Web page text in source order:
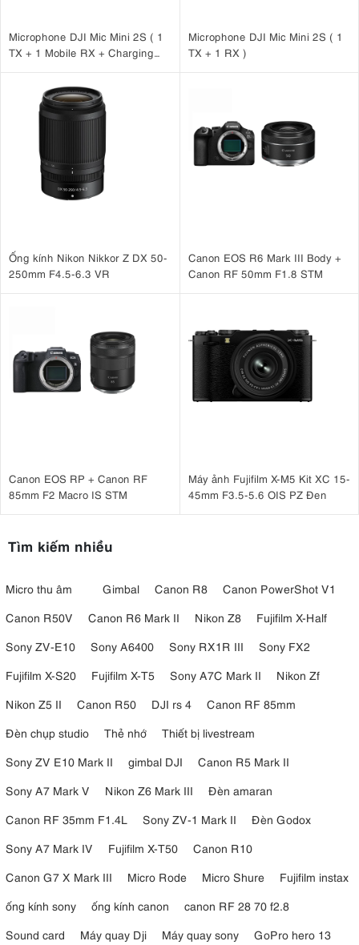
Microphone DJI Mic Mini 2S ( 1
TX + 1 Mobile RX + Charging
Microphone DJI Mic Mini 2S ( 1
TX + 1 RX )
Ống kính Nikon Nikkor Z DX 50-
250mm F4.5-6.3 VR
Canon EOS R6 Mark III Body +
Canon RF 50mm F1.8 STM
Canon EOS RP + Canon RF
85mm F2 Macro IS STM
Máy ảnh Fujifilm X-M5 Kit XC 15-
45mm F3.5-5.6 OIS PZ Đen
Tìm kiếm nhiều
Micro thu âm Gimbal Canon R8
Canon PowerShot V1
Canon R50V
Canon R6 Mark II Nikon Z8
Fujifilm X-Half
Sony ZV-E10
Sony A6400 Sony RX1R III
Sony FX2
Fujifilm X-S20
Fujifilm X-T5 Sony A7C Mark II
Nikon Zf
Nikon Z5 II
Canon R50 DJI rs 4
Canon RF 85mm
Đèn chụp studio
Thẻ nhớ
Thiết bị livestream
Sony ZV E10 Mark II
gimbal DJI
Canon R5 Mark II
Sony A7 Mark V
Nikon Z6 Mark III
Đèn amaran
Canon RF 35mm F1.4L
Sony ZV-1 Mark II
Đèn Godox
Sony A7 Mark IV
Fujifilm X-T50
Canon R10
Canon G7 X Mark III
Micro Rode Micro Shure
Fujifilm instax
ống kính sony
ống kính canon
canon RF 28 70 f2.8
Sound card
Máy quay Dji Máy quay sony
GoPro hero 13